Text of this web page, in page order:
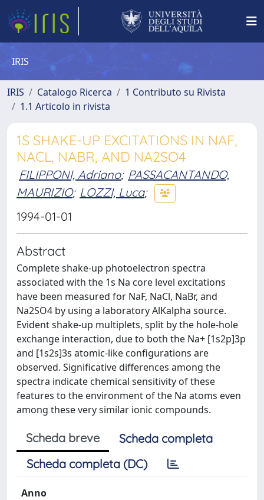
IRIS
IRIS Catalogo Ricerca
1 Contributo su Rivista
1.1 Articolo in rivista
1S SHAKE-UP EXCITATIONS IN NAF,
NACL, NABR, AND NA2SO4
FILIPPONI, Adriano; PASSACANTANDO,
MAURIZIO; LOZZI, Luca;
1994-01-01
Abstract
Complete shake-up photoelectron spectra
associated with the 1s Na core level excitations
have been measured for NaF, NaCl, NaBr, and
Na2SO4 by using a laboratory AlKalpha source.
Evident shake-up multiplets, split by the hole-hole
exchange interaction, due to both the Na+ [1s2p]3p
and [1s2s]3s atomic-like configurations are
observed. Significative differences among the
spectra indicate chemical sensitivity of these
features to the environment of the Na atoms even
among these very similar ionic compounds.
Scheda breve
Scheda completa
Scheda completa (DC)
Anno